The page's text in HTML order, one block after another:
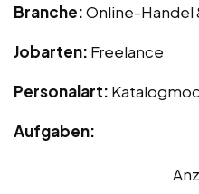
Branche:Online-Handel
Jobarten: Freelance
Personalart:
Aufgaben: